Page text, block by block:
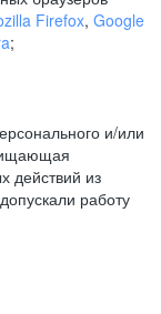
Firefox, Google
;
и/или
действий из
работу